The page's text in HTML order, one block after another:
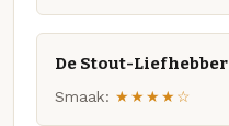
De Stout-Liefhebber
Smaak: ★★★★☆